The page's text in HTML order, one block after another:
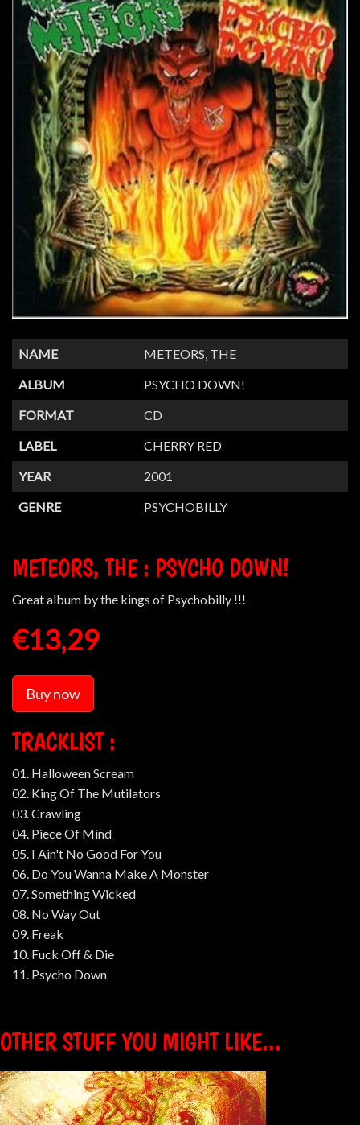
NAME
METEORS, THE
ALBUM
PSYCHO DOWN!
FORMAT
CD
LABEL
CHERRY RED
YEAR
2001
GENRE
PSYCHOBILLY
METEORS, THE : PSYCHO DOWN!
Great album by the kings of Psychobilly !!!
€13,29
Buy now
TRACKLIST :
01. Halloween Scream
02. King Of The Mutilators
03. Crawling
04. Piece Of Mind
05. I Ain't No Good For You
06. Do You Wanna Make A Monster
07. Something Wicked
08. No Way Out
09. Freak
10. Fuck Off & Die
11. Psycho Down
OTHER STUFF YOU MIGHT LIKE...